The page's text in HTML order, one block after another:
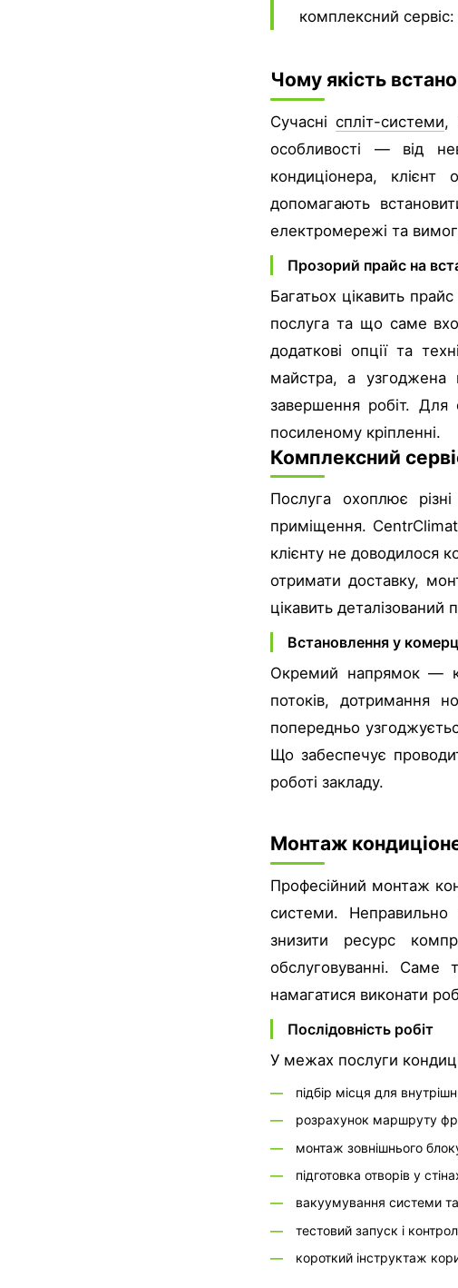
комплексний сервіс:
Чому якість
Сучасніспліт-системи,
особливості — від
кондиціонера,
допомагають
електромережі та
Прозорий прайс на
Багатьох цікавить
послуга та що саме
додаткові опції та
майстра, а узгоджена
завершення робіт. Для
посиленому кріпленні.
Комплексний
Послуга охоплює
приміщення. CentrClimat
клієнту не доводилося
отримати доставку,
цікавить
Встановлення у
Окремий напрямок —
потоків, дотримання
попередньо
Що забеспечує
роботі закладу.
Монтаж
Професійний монтаж
системи. Неправильно
знизити ресурс
обслуговуванні. Саме
намагатися виконати
Послідовність робіт
У межах послуги
—
підбір місця для
—
розрахунок маршруту
—
монтаж зовнішнього
—
підготовка отворів у
—
вакуумування системи
—
тестовий запуск і
—
короткий інструктаж